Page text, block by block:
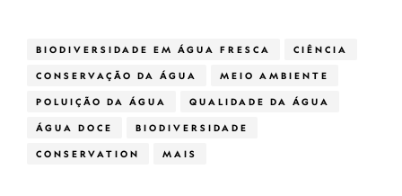
BIODIVERSIDADE EM ÁGUA FRESCA CIÊNCIA
CONSERVAÇÃO DA ÁGUA MEIO AMBIENTE
POLUIÇÃO DA ÁGUA QUALIDADE DA ÁGUA
ÁGUA DOCE BIODIVERSIDADE
CONSERVATION MAIS